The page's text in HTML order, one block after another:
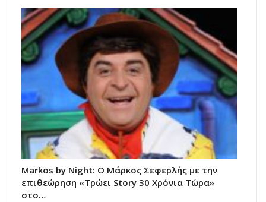
Markos by Night: Ο Μάρκος Σεφερλής με την
επιθεώρηση «Τρώει Story 30 Χρόνια Τώρα»
στο…